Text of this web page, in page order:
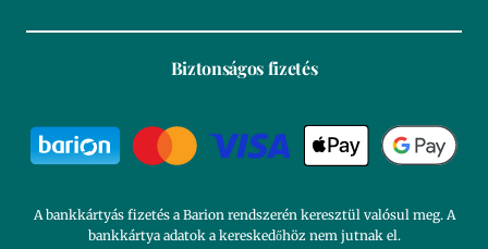
Biztonságos fizetés
A bankkártyás fizetés a Barion rendszerén keresztül valósul meg. A
bankkártya adatok a kereskedőhöz nem jutnak el.